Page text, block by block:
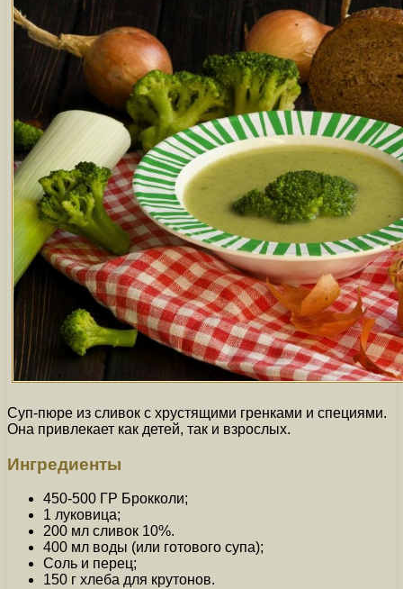
Суп-пюре из сливок с хрустящими гренками и специями.
Она привлекает как детей, так и взрослых.
Ингредиенты
450-500 ГР Брокколи;
1 луковица;
200 мл сливок 10%.
400 мл воды (или готового супа);
Соль и перец;
150 г хлеба для крутонов.